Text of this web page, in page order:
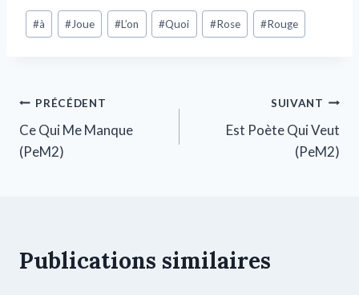
#à #Joue #L’on #Quoi #Rose #Rouge
PRÉCÉDENT
Ce Qui Me Manque
(PeM2)
SUIVANT
Est Poète Qui Veut
(PeM2)
Publications similaires